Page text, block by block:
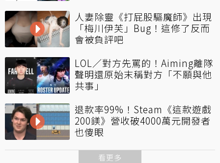
人妻除靈《打屁股驅魔師》出現
「梅川伊芙」Bug！這修了反而
會被負評吧
LOL／對方先罵的！Aiming離隊
聲明還原始末稱對方「不願與他
共事」
退款率99%！Steam《這款遊戲
200鎂》營收破4000萬元開發者
也傻眼
看更多